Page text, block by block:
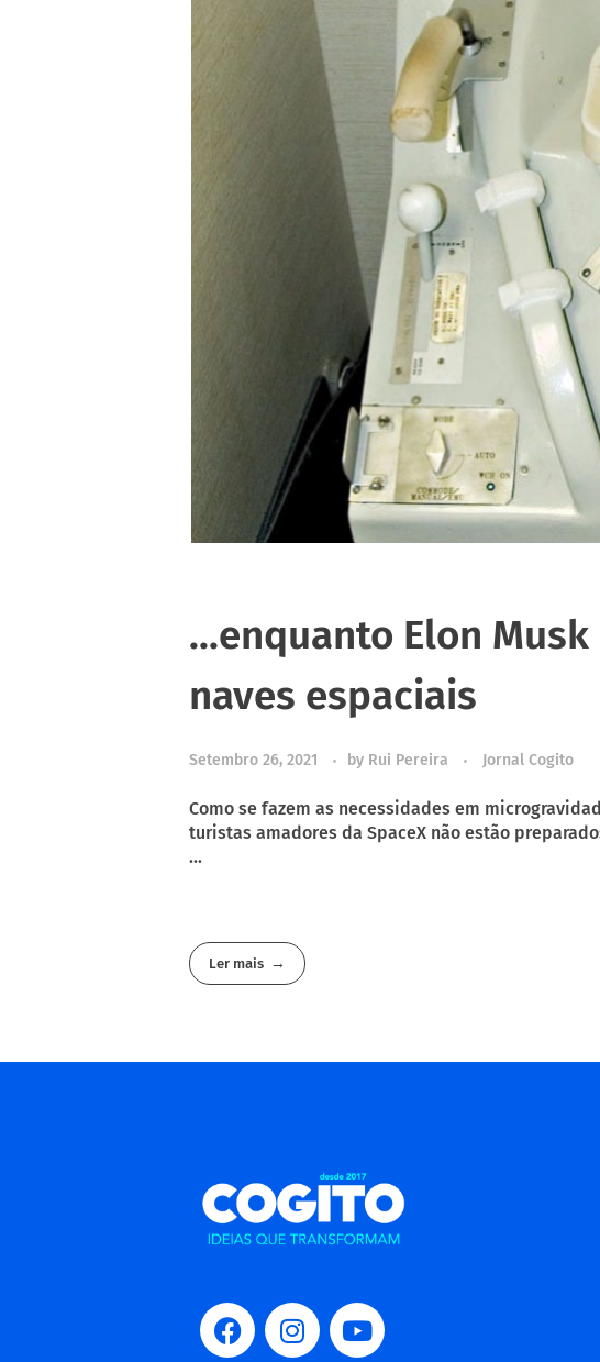
…enquanto Elon
naves espaciais
Setembro 26, 2021 by Rui Pereira Jornal Cogito
Como se fazem as necessidades em
turistas amadores da SpaceX não estão
...
Ler mais